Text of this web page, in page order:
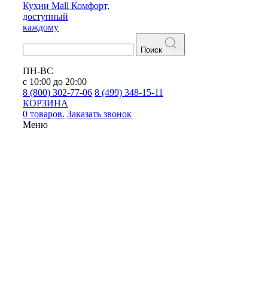
Кухни Mall Комфорт,
доступный
каждому
Поиск
ПН-ВС
с 10:00 до 20:00
8 (800) 302-77-06 8 (499) 348-15-11
КОРЗИНА
0 товаров. Заказать звонок
Меню